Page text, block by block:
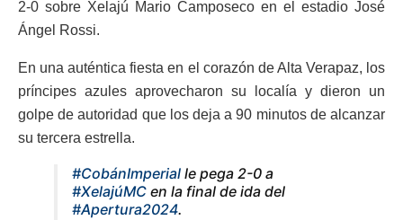
2-0 sobre Xelajú Mario Camposeco en el estadio José
Ángel Rossi.
En una auténtica fiesta en el corazón de Alta Verapaz, los
príncipes azules aprovecharon su localía y dieron un
golpe de autoridad que los deja a 90 minutos de alcanzar
su tercera estrella.
#CobánImperial le pega 2-0 a
#XelajúMC en la final de ida del
#Apertura2024.